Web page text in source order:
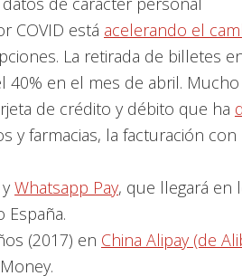
COVID está acelerando el
La retirada de billetes
40% en el mes de abril.
de crédito y débito que ha
y farmacias, la facturación
Whatsapp Pay, que llegará en
España.
(2017) en China Alipay (de